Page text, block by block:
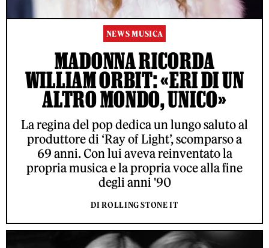
NEWS MUSICA
MADONNA RICORDA
WILLIAM ORBIT: «ERI DI UN
ALTRO MONDO, UNICO»
La regina del pop dedica un lungo saluto al
produttore di ‘Ray of Light’, scomparso a
69 anni. Con lui aveva reinventato la
propria musica e la propria voce alla fine
degli anni '90
DI ROLLING STONE IT